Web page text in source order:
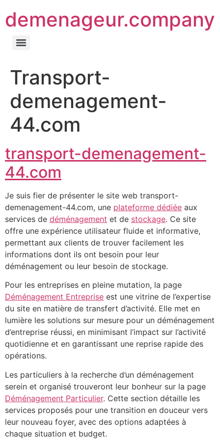
demenageur.company
Transport-
demenagement-
44.com
transport-demenagement-
44.com
Je suis fier de présenter le site web transport-
demenagement-44.com, une plateforme dédiée aux
services de déménagement et de stockage. Ce site
offre une expérience utilisateur fluide et informative,
permettant aux clients de trouver facilement les
informations dont ils ont besoin pour leur
déménagement ou leur besoin de stockage.
Pour les entreprises en pleine mutation, la page
Déménagement Entreprise est une vitrine de l’expertise
du site en matière de transfert d’activité. Elle met en
lumière les solutions sur mesure pour un déménagement
d’entreprise réussi, en minimisant l’impact sur l’activité
quotidienne et en garantissant une reprise rapide des
opérations.
Les particuliers à la recherche d’un déménagement
serein et organisé trouveront leur bonheur sur la page
Déménagement Particulier. Cette section détaille les
services proposés pour une transition en douceur vers
leur nouveau foyer, avec des options adaptées à
chaque situation et budget.